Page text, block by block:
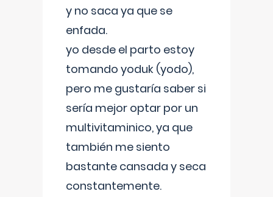
y no saca ya que se
enfada.
yo desde el parto estoy
tomando yoduk (yodo),
pero me gustaría saber si
sería mejor optar por un
multivitaminico, ya que
también me siento
bastante cansada y seca
constantemente.